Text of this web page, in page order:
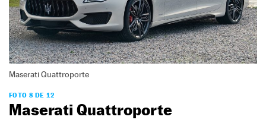
Maserati Quattroporte
FOTO 8 DE 12
Maserati Quattroporte